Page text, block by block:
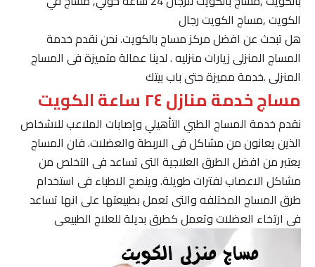
الكويت ,مساج الكويت رجال
هل تبحث عن افضل مركز مساج بالكويت. نحن نقدم خدمة
المساج المنزلى زيارات منزليه . لدينا عمالة متميزة فى المساج
المنزلى .خدمة مميزة حتى باب بيتك
مساج خدمة منازل ٢٤ ساعة الكويت
نقدم خدمة المساج الطبي التأهيلي وإصابات الملاعب للاشخاص
الذين يعانون من مشاكل فى الاربطة والعضلات. فان المساج
يعتبر من افضل الطرق العلاجية التى تساعد فى التخلص من
مشاكل الاعصاب لفترات طويلة. وينصح الاطباء فى استخدام
طرق المساج المختلفه والتى تعمل بطبيعتها على انها تساعد
فى ارتخاء العضلات وتعمل كطرق بديلة للعلاج الطبيعى